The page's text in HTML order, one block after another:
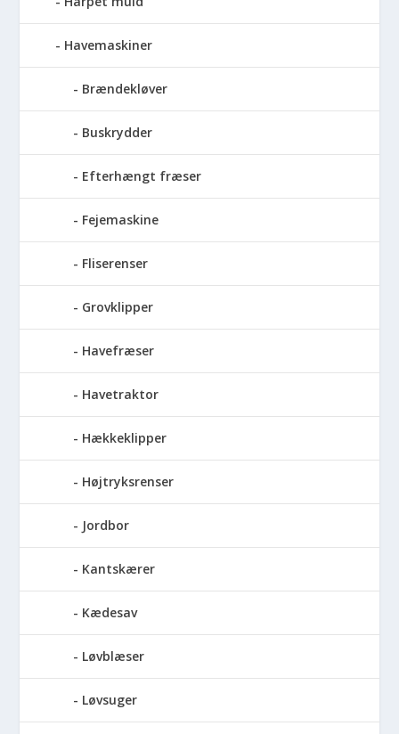
Havemaskiner
Brændekløver
Buskrydder
Efterhængt fræser
Fejemaskine
Fliserenser
Grovklipper
Havefræser
Havetraktor
Hækkeklipper
Højtryksrenser
Jordbor
Kantskærer
Kædesav
Løvblæser
Løvsuger